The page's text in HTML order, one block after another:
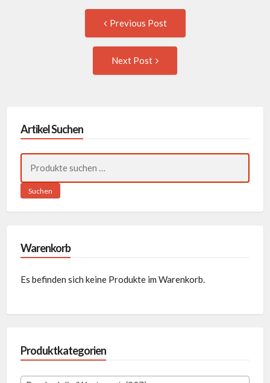
navigation
Previous Post
Next Post
Artikel Suchen
nach:
Suchen
Warenkorb
Es befinden sich keine Produkte im Warenkorb.
Produktkategorien